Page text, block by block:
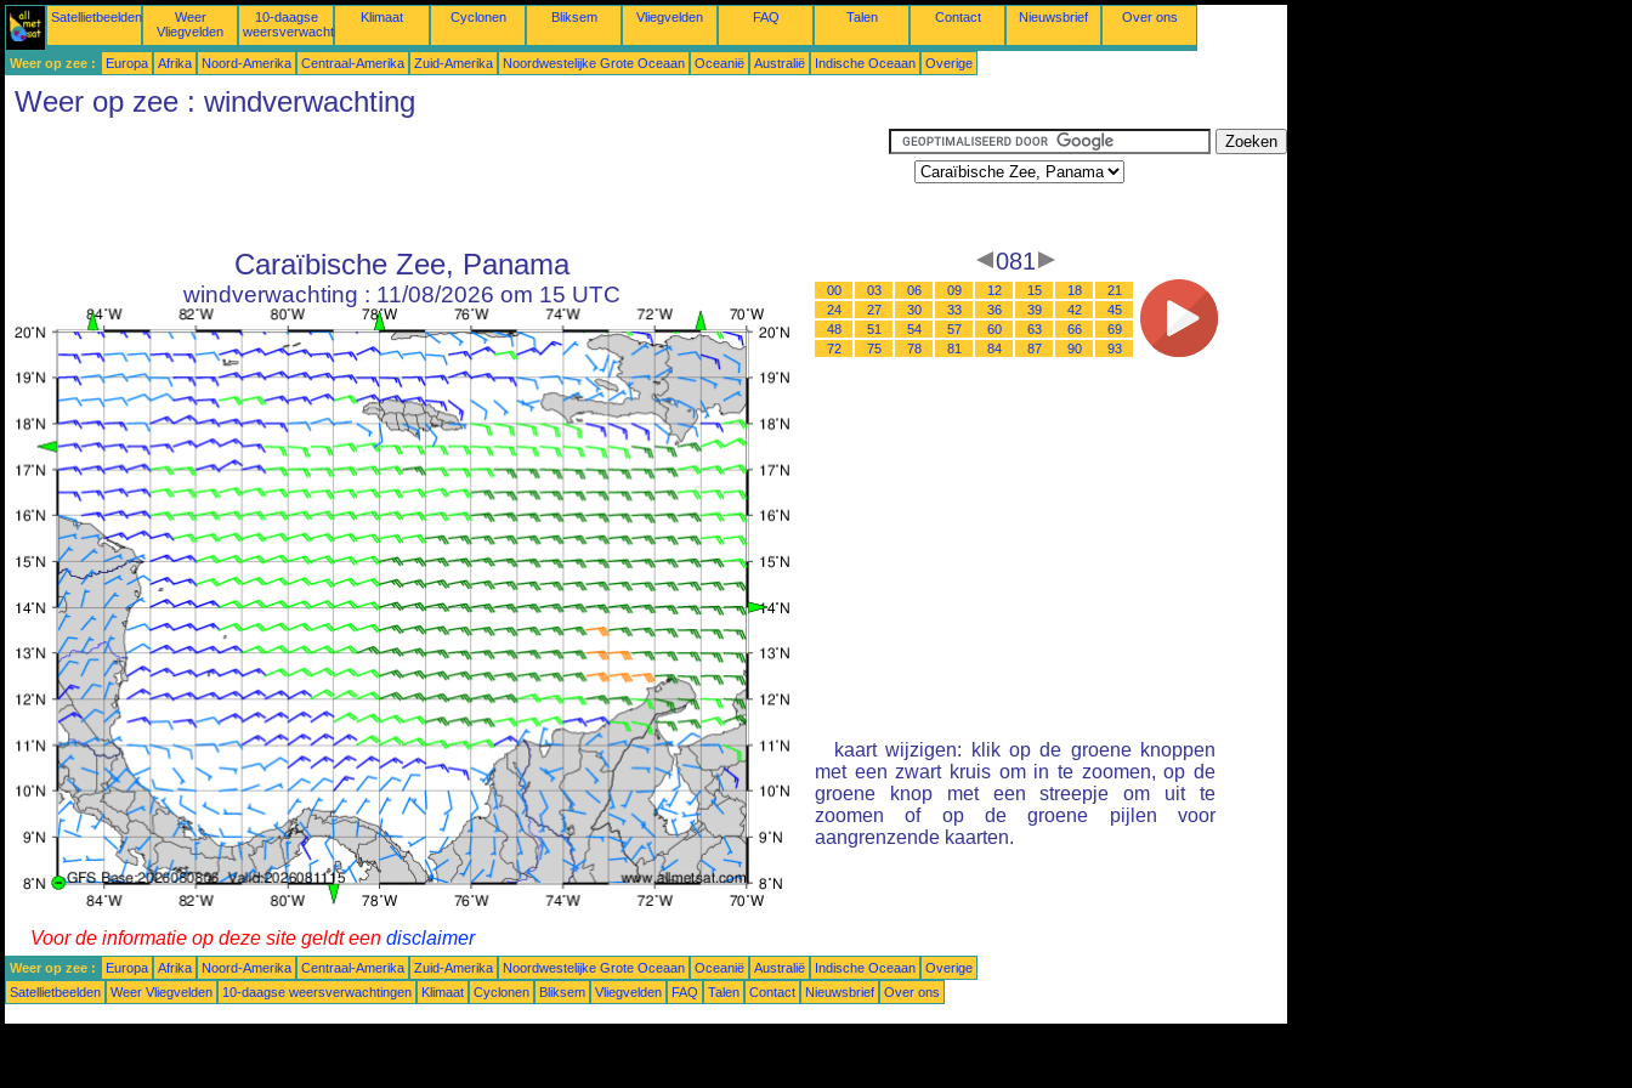
Satellietbeelden
Weer
Vliegvelden
10-daagse
weersverwachtingen
Klimaat Cyclonen Bliksem Vliegvelden FAQ Talen Contact Nieuwsbrief Over ons
Weer op zee : Europa Afrika Noord-Amerika Centraal-Amerika Zuid-Amerika Noordwestelijke Grote Oceaan Oceanië Australië Indische Oceaan Overige
Weer op zee : windverwachting
Caraïbische Zee, Panama
windverwachting : 11/08/2026 om 15 UTC
081
00 03 06 09 12 15 18
21
24
27 30 33 36 39 42
45
48
51 54 57 60 63 66
69
72
75 78 81 84 87 90 93
kaart wijzigen: klik op de groene knoppen
met een zwart kruis om in te zoomen, op de
groene knop met een streepje om uit te
zoomen of op de groene pijlen voor
aangrenzende kaarten.
Voor de informatie op deze site geldt een disclaimer
Weer op zee : Europa Afrika Noord-Amerika Centraal-Amerika Zuid-Amerika Noordwestelijke Grote Oceaan Oceanië Australië Indische Oceaan
Overige
Satellietbeelden
Weer Vliegvelden 10-daagse weersverwachtingen Klimaat Cyclonen Bliksem Vliegvelden FAQ Talen Contact Nieuwsbrief Over ons